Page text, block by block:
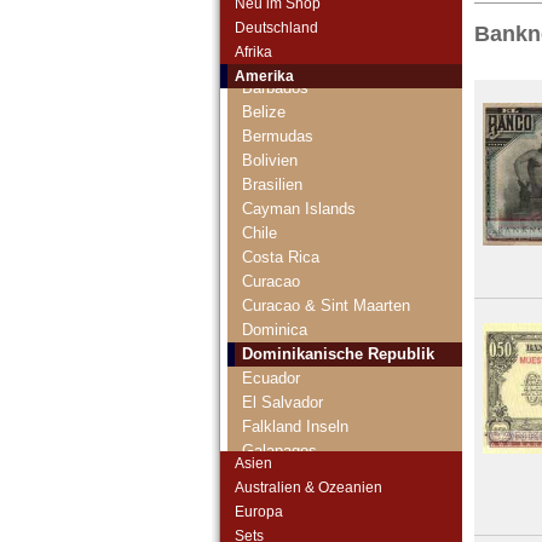
Deutschland
Afrika
Amerika
Argentinien
Bahamas
Barbados
Belize
Bermudas
Bolivien
Brasilien
Cayman Islands
Chile
Costa Rica
Curacao
Curacao & Sint Maarten
Dominica
Dominikanische Republik
Ecuador
El Salvador
Falkland Inseln
Galapagos
Guyana
Asien
Australien & Ozeanien
Europa
Sets